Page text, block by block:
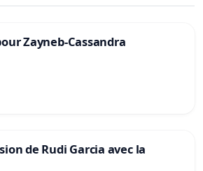
Zayneb-Cassandra
de Rudi Garcia avec la